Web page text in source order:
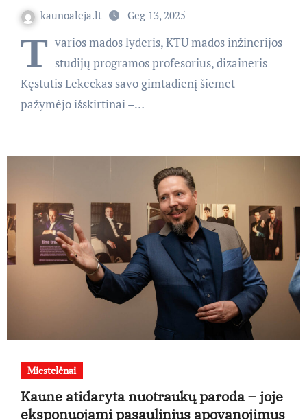
kaunoaleja.lt Geg 13, 2025
T varios mados lyderis, KTU mados inžinerijos
studijų programos profesorius, dizaineris
Kęstutis Lekeckas savo gimtadienį šiemet
pažymėjo išskirtinai –…
Miestelėnai
Kaune atidaryta nuotraukų paroda – joje
eksponuojami pasaulinius apovanojimus